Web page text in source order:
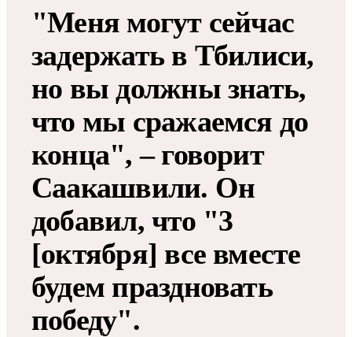
"Меня могут сейчас
задержать в Тбилиси,
но вы должны знать,
что мы сражаемся до
конца", – говорит
Саакашвили. Он
добавил, что "3
[октября] все вместе
будем праздновать
победу".